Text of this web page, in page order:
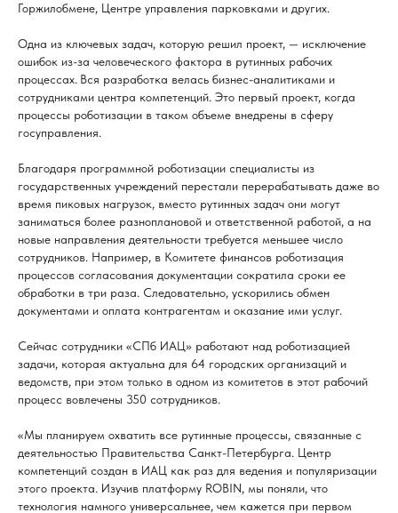
Горжилобмене, Центре управления парковками и других.
Одна из ключевых задач, которую решил проект, — исключение
ошибок из-за человеческого фактора в рутинных рабочих
процессах. Вся разработка велась бизнес-аналитиками и
сотрудниками центра компетенций. Это первый проект, когда
процессы роботизации в таком объеме внедрены в сферу
госуправления.
Благодаря программной роботизации специалисты из
государственных учреждений перестали перерабатывать даже во
время пиковых нагрузок, вместо рутинных задач они могут
заниматься более разноплановой и ответственной работой, а на
новые направления деятельности требуется меньшее число
сотрудников. Например, в Комитете финансов роботизация
процессов согласования документации сократила сроки ее
обработки в три раза. Следовательно, ускорились обмен
документами и оплата контрагентам и оказание ими услуг.
Сейчас сотрудники «СПб ИАЦ» работают над роботизацией
задачи, которая актуальна для 64 городских организаций и
ведомств, при этом только в одном из комитетов в этот рабочий
процесс вовлечены 350 сотрудников.
«Мы планируем охватить все рутинные процессы, связанные с
деятельностью Правительства Санкт-Петербурга. Центр
компетенций создан в ИАЦ как раз для ведения и популяризации
этого проекта. Изучив платформу ROBIN, мы поняли, что
технология намного универсальнее, чем кажется при первом